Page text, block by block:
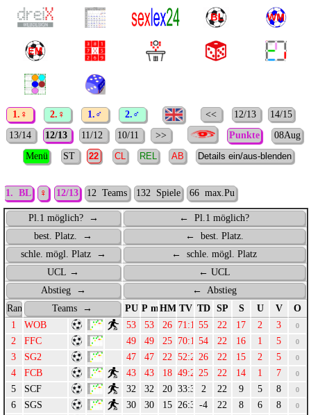
1.♀ 2.♀ 1.♂ 2.♂ << 12/13
14/15
13/14
12/13 11/12 10/11 >> Punkte
08Aug
Menü
ST
1. BL ♀ 12/13 12 Teams 132 Spiele 66 max.Pu
Pl.1 möglich? →
← Pl.1 möglich?
best. Platz. →
← best. Platz.
schle. mögl. Platz →
← schle. mögl. Platz
UCL →
← UCL
Abstieg →
← Abstieg
Rang
Teams → PU P max.
HM TV TD SP S U V
O
WOB
53 53 26 71:1655 22 17 2 3 0
FFC 49 49 25 70:1654 22 16 1 5 0
SG2 47 47 22 52:2626 22 15 2 5 0
FCB 43 43 18 49:2425 22 14 1 7 0
SCF 32 32 20 33:31 2 22 9 5 8 0
SGS 30 30 15 26:30-4 22 8 6 8 0